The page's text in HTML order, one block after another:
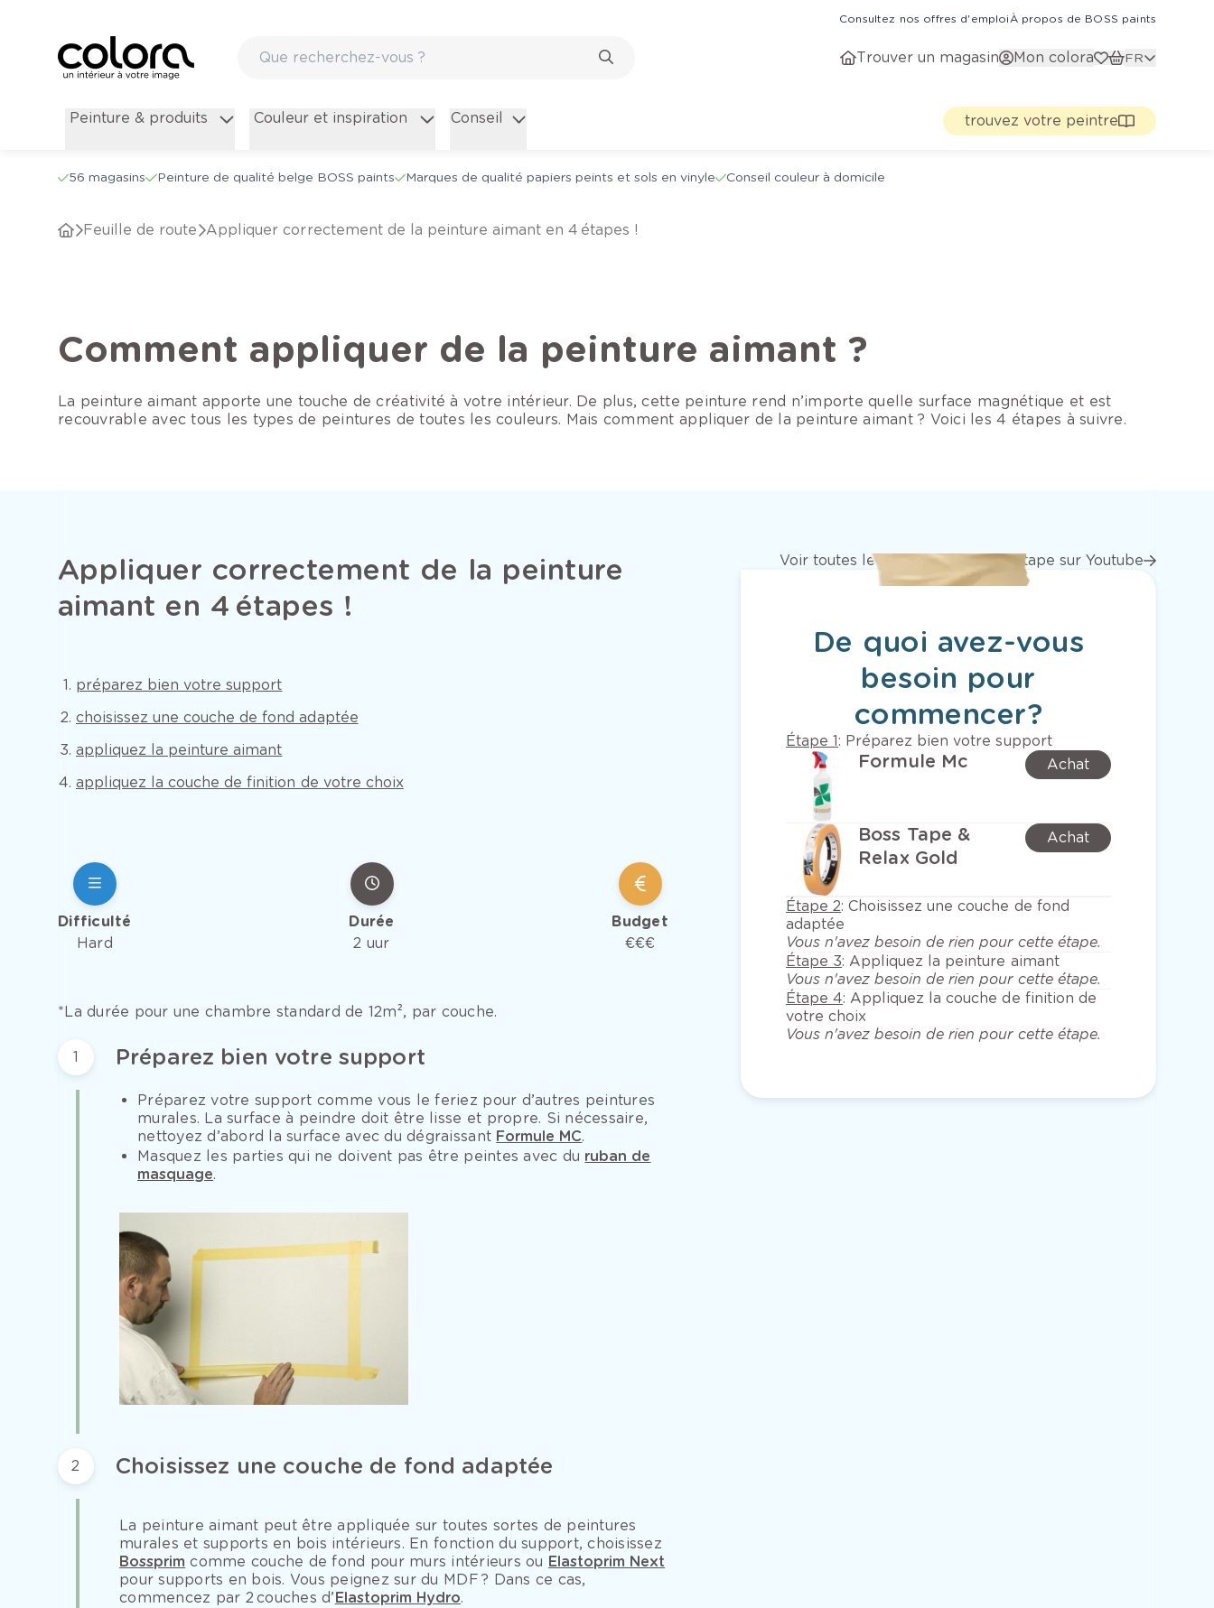
Consultez nos offres d'emploiÀ propos de BOSS paints
Trouver un magasin Mon colora FR
Peinture & produits Couleur et inspiration Conseil trouvez votre peintre
56 magasins Peinture de qualité belge BOSS paints Marques de qualité papiers peints et sols en vinyle Conseil couleur à domicile
Feuille de route Appliquer correctement de la peinture aimant en 4 étapes !
Comment appliquer de la peinture aimant ?
La peinture aimant apporte une touche de créativité à votre intérieur. De plus, cette peinture rend n’importe quelle surface magnétique et est
recouvrable avec tous les types de peintures de toutes les couleurs. Mais comment appliquer de la peinture aimant ? Voici les 4 étapes à suivre.
Appliquer correctement de la peinture
aimant en 4 étapes !
préparez bien votre support
choisissez une couche de fond adaptée
appliquez la peinture aimant
appliquez la couche de finition de votre choix
Difficulté
Hard
Durée
2 uur
Budget
€€€
*La durée pour une chambre standard de 12m², par couche.
1 Préparez bien votre support
Préparez votre support comme vous le feriez pour d’autres peintures
murales. La surface à peindre doit être lisse et propre. Si nécessaire,
nettoyez d’abord la surface avec du dégraissant Formule MC.
Masquez les parties qui ne doivent pas être peintes avec du ruban de
masquage.
2 Choisissez une couche de fond adaptée
La peinture aimant peut être appliquée sur toutes sortes de peintures
murales et supports en bois intérieurs. En fonction du support, choisissez
Bossprim comme couche de fond pour murs intérieurs ou Elastoprim Next
pour supports en bois. Vous peignez sur du MDF ? Dans ce cas,
commencez par 2 couches d’Elastoprim Hydro.
Voir toutes les vidéos étape par étape sur Youtube
De quoi avez-vous
besoin pour
commencer?
Étape 1 : Préparez bien votre support
Formule Mc Achat
Boss Tape &
Relax Gold
Achat
Étape 2:Choisissez une couche de fond
adaptée
Vous n'avez besoin de rien pour cette étape.
Étape 3: Appliquez la peinture aimant
Vous n'avez besoin de rien pour cette étape.
Étape 4: Appliquez la couche de finition de
votre choix
Vous n'avez besoin de rien pour cette étape.